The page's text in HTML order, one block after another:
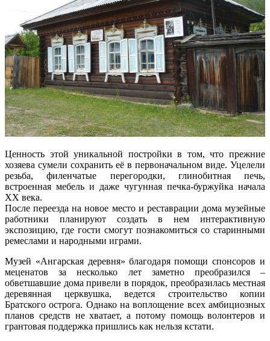
Ценность этой уникальной постройки в том, что прежние
хозяева сумели сохранить её в первоначальном виде. Уцелели
резьба, филенчатые перегородки, глинобитная печь,
встроенная мебель и даже чугунная печка-буржуйка начала
XX века.
После переезда на новое место и реставрации дома музейные
работники планируют создать в нем интерактивную
экспозицию, где гости смогут познакомиться со старинными
ремеслами и народными играми.
Музей «Ангарская деревня» благодаря помощи спонсоров и
меценатов за несколько лет заметно преобразился –
обветшавшие дома привели в порядок, преобразилась местная
деревянная церквушка, ведется строительство копии
Братского острога. Однако на воплощение всех амбициозных
планов средств не хватает, а потому помощь волонтеров и
грантовая поддержка пришлись как нельзя кстати.